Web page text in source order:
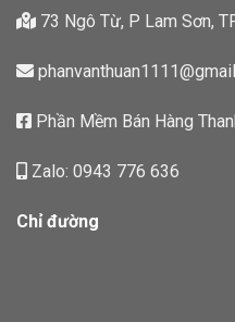
73 Ngô Từ, P Lam Sơn,
Phần Mềm Bán Hàng
Zalo: 0943 776 636
Chỉ đường